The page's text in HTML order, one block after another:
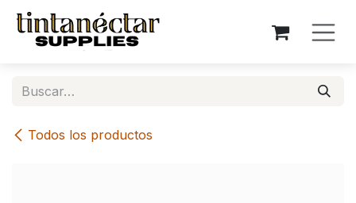
Ir al contenido
Todos los productos